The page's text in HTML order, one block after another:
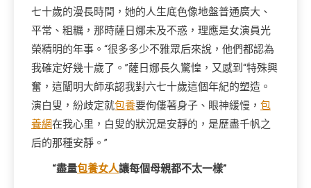
七十歲的漫長時間，她的人生底色像地盤普通廣大、
平常、粗糲，那時薩日娜未及不惑，理應是女演員光
榮精明的年事。“很多多少不雅眾后來說，他們都認為
我確定好幾十歲了。”薩日娜長久驚惶，又感到“特殊興
奮，這闡明大師承認我對六七十歲這個年紀的塑造。
演白叟，紛歧定就包養要佝僂著身子、眼神緩慢， 包
養網在我心里，白叟的狀況是安靜的，是歷盡千帆之
后的那種安靜。”
“盡量包養女人讓每個母親都不太一樣”